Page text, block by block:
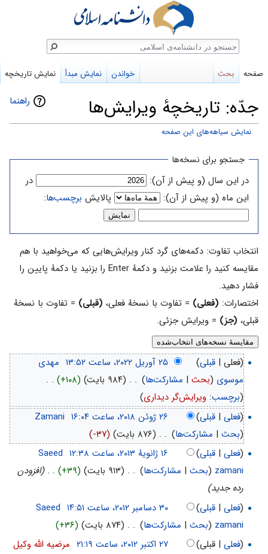
راهنما جدّه: تاریخچهٔ ویرایش‌ها
نمایش سیاهه‌های این صفحه
ناوبری
جستجو
جستجو برای نسخه‌ها
در این سال (و پیش از آن):
در
این ماه (و پیش از آن):
پالایش برچسب‌ها:
انتخاب تفاوت: دکمه‌های گرد کنار ویرایش‌هایی که می‌خواهید با هم
مقایسه کنید را علامت بزنید و دکمهٔ Enter را بزنید یا دکمهٔ پایین را
فشار دهید.
اختصارات: (فعلی) = تفاوت با نسخهٔ فعلی، (قبلی) = تفاوت با نسخهٔ
قبلی، (جز) = ویرایش جزئی.
(فعلی | قبلی)
‏ مهدی
موسوی (بحث| مشارکت‌ها)
. . (۹۸۴ بایت) (+۱۰۸)‏
. .
(برچسب: ویرایش‌گر دیداری)
(فعلی| قبلی)
‏
Zamani
(بحث| مشارکت‌ها)
. . (۸۷۶ بایت)
(-۳۷)
(فعلی| قبلی)
‏
Saeed
zamani
(بحث| مشارکت‌ها)
. . (۹۱۳ بایت) (+۳۹)‏
. . (افزودن
رده جدید)
(فعلی| قبلی)
‏
Saeed
zamani
(بحث| مشارکت‌ها)
. . (۸۷۴ بایت)
(+۳۶)
(فعلی| قبلی) ‏ مرضیه الله وکیل
صفحه بحث خواندن نمایش مبدأ نمایش تاریخچه
جستجو